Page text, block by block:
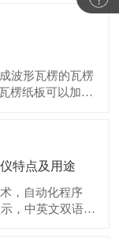
的耐破强度决
波形瓦楞的瓦楞
楞纸板可以加工
特点及用途
，自动化程序
，中英文双语言